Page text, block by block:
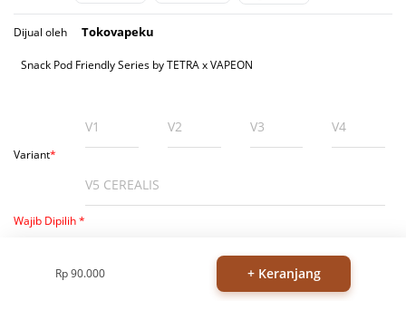
Dijual oleh Tokovapeku
Snack Pod Friendly Series by TETRA x VAPEON
Variant*
V1 V2 V3 V4
V5 CEREALIS
Wajib Dipilih *
0
Rp 90.000 + Keranjang